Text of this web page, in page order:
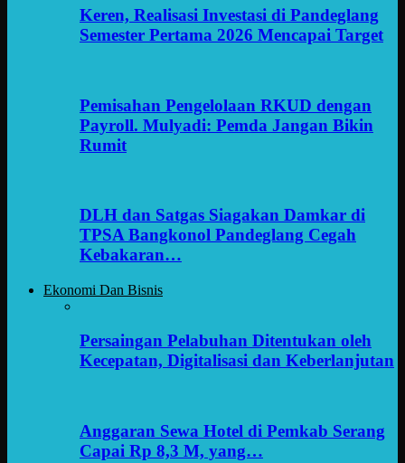
Keren, Realisasi Investasi di Pandeglang
Semester Pertama 2026 Mencapai Target
Pemisahan Pengelolaan RKUD dengan
Payroll. Mulyadi: Pemda Jangan Bikin
Rumit
DLH dan Satgas Siagakan Damkar di
TPSA Bangkonol Pandeglang Cegah
Kebakaran…
Ekonomi Dan Bisnis
Persaingan Pelabuhan Ditentukan oleh
Kecepatan, Digitalisasi dan Keberlanjutan
Anggaran Sewa Hotel di Pemkab Serang
Capai Rp 8,3 M, yang…